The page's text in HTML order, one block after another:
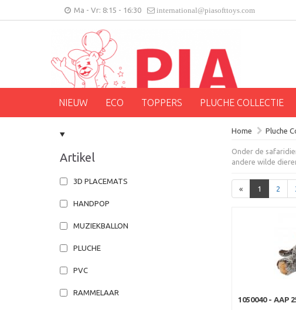
Ma - Vr: 8:15 - 16:30 international@piasofttoys.com
NIEUW ECO TOPPERS PLUCHE COLLECTIE
Artikel
3D PLACEMATS
HANDPOP
MUZIEKBALLON
PLUCHE
PVC
RAMMELAAR
Home Pluche
Onder de
andere wilde
« 1 2
1050040 - AAP